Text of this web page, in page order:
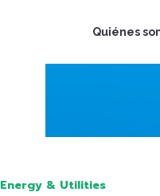
Quiénes
Energy & Utilities